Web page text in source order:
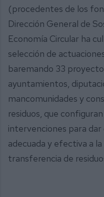
(procedentes de los
Dirección General de
Economía Circular ha
selección de
baremando 33
ayuntamientos,
mancomunidades y
residuos, que
intervenciones para
adecuada y efectiva a
transferencia de